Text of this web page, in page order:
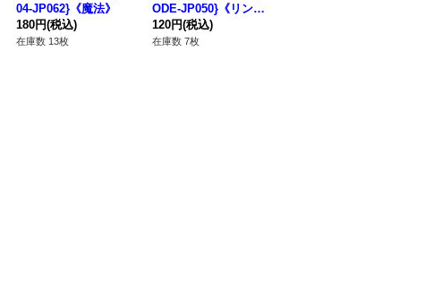
04-JP062}《魔法》
180円(税込)
在庫数 13枚
ODE-JP050}《リン
ク》
120円(税込)
在庫数 7枚